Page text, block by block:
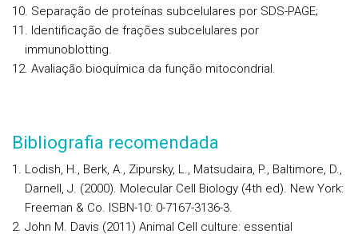
Separação de proteínas subcelulares por SDS-PAGE;
Identificação de frações subcelulares por
immunoblotting.
Avaliação bioquímica da função mitocondrial.
Bibliografia recomendada
Lodish, H., Berk, A., Zipursky, L., Matsudaira, P., Baltimore, D.,
Darnell, J. (2000). Molecular Cell Biology (4th ed). New York:
Freeman & Co. ISBN-10: 0-7167-3136-3.
John M. Davis (2011) Animal Cell culture: essential